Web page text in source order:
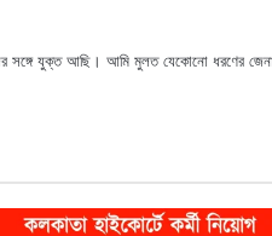
সঙ্গে যুক্ত আছি। আমি মুলত যেকোনো ধরণের